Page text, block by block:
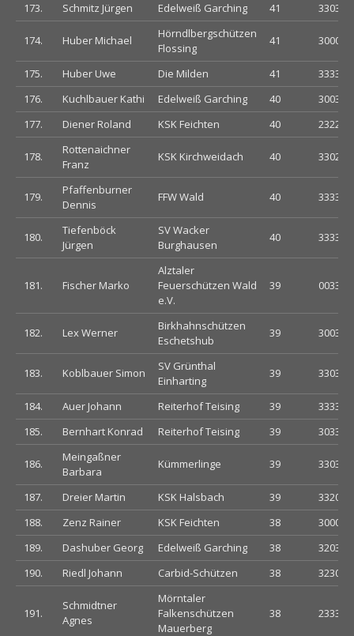
173.
Schmitz Jürgen Edelweiß Garching 41
174. Huber Michael
Hörndlbergschützen
Flossing
41
175. Huber Uwe Die Milden 41
176.
Kuchlbauer Kathi Edelweiß Garching 40
177.
Diener Roland KSK Feichten 40
178.
Rottenaichner
Franz
KSK Kirchweidach 40
179.
Pfaffenburner
Dennis
FFW Wald 40
180.
Tiefenböck
Jürgen
SV Wacker
Burghausen
40
181. Fischer Marko
Alztaler
Feuerschützen Wald
e.V.
39
182. Lex Werner
Birkhahnschützen
Eschetshub
39
183. Koblbauer Simon
SV Grünthal
Einharting
39
184. Auer Johann Reiterhof Teising 39
185.
Bernhart Konrad Reiterhof Teising 39
186.
Meingaßner
Barbara
Kümmerlinge 39
187. Dreier Martin KSK Halsbach 39
188.
Zenz Rainer KSK Feichten 38
189.
Dashuber Georg Edelweiß Garching 38
190.
Riedl Johann Carbid-Schützen 38
191.
Schmidtner
Agnes
Mörntaler
Falkenschützen
Mauerberg
38